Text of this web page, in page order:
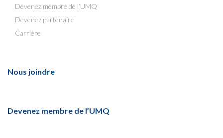
Devenez membre de l’UMQ
Devenez partenaire
Carrière
Nous joindre
Devenez membre de l’UMQ